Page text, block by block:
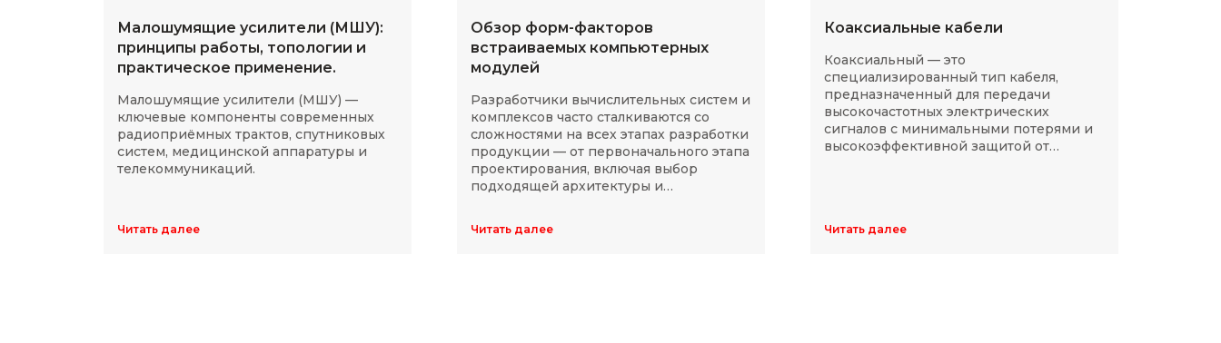
Малошумящие усилители (МШУ):
принципы работы, топологии и
практическое применение.
Малошумящие усилители (МШУ) —
ключевые компоненты современных
радиоприёмных трактов, спутниковых
систем, медицинской аппаратуры и
телекоммуникаций.
Читать далее
Обзор форм-факторов
встраиваемых компьютерных
модулей
Разработчики вычислительных систем и
комплексов часто сталкиваются со
сложностями на всех этапах разработки
продукции — от первоначального этапа
проектирования, включая выбор
подходящей архитектуры и
длительного массового производства.
Читать далее
Коаксиальные кабели
Коаксиальный — это
специализированный тип кабеля,
предназначенный для передачи
высокочастотных электрических
сигналов с минимальными потерями и
высокоэффективной защитой от
Читать далее